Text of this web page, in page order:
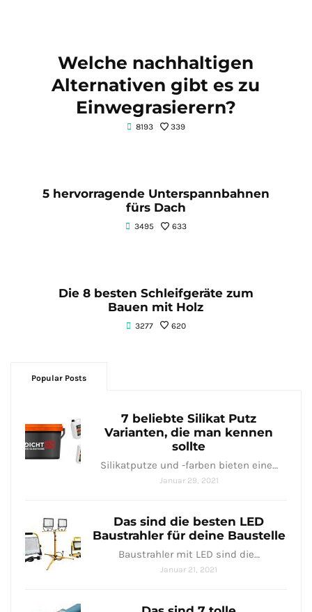
Welche nachhaltigen
Alternativen gibt es zu
Einwegrasierern?
8193 339
5 hervorragende Unterspannbahnen
fürs Dach
3495 633
Die 8 besten Schleifgeräte zum
Bauen mit Holz
3277 620
Popular Posts
7 beliebte Silikat Putz
Varianten, die man kennen
sollte
Silikatputze und -farben bieten eine…
Januar 29, 2021
Das sind die besten LED
Baustrahler für deine Baustelle
Baustrahler mit LED sind⁤ die…
Januar 21, 2021